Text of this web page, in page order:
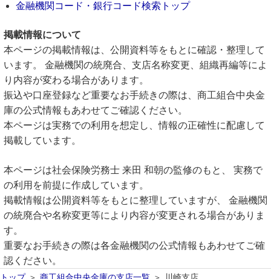
金融機関コード・銀行コード検索トップ
掲載情報について
本ページの掲載情報は、公開資料等をもとに確認・整理して
います。 金融機関の統廃合、支店名称変更、組織再編等によ
り内容が変わる場合があります。
振込や口座登録など重要なお手続きの際は、商工組合中央金
庫の公式情報もあわせてご確認ください。
本ページは実務での利用を想定し、情報の正確性に配慮して
掲載しています。
本ページは社会保険労務士 来田 和朝の監修のもと、 実務で
の利用を前提に作成しています。
掲載情報は公開資料等をもとに整理していますが、 金融機関
の統廃合や名称変更等により内容が変更される場合がありま
す。
重要なお手続きの際は各金融機関の公式情報もあわせてご確
認ください。